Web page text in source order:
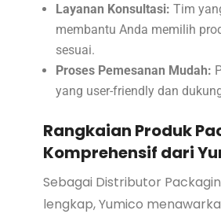
Layanan Konsultasi: Tim
membantu Anda memilih
sesuai.
Proses Pemesanan Mudah:
yang user-friendly dan
Rangkaian Produk
Komprehensif dari
Sebagai Distributor
lengkap, Yumico